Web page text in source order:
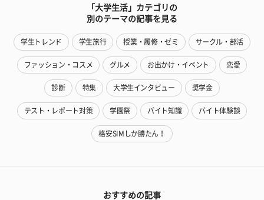
「大学生活」カテゴリの
別のテーマの記事を見る
学生トレンド 学生旅行 授業・履修・ゼミ サークル・部活
ファッション・コスメ グルメ お出かけ・イベント 恋愛
診断 特集 大学生インタビュー 奨学金
テスト・レポート対策 学園祭 バイト知識 バイト体験談
格安SIMしか勝たん！
おすすめの記事